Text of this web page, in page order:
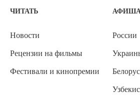
ЧИТАТЬ
Новости
Рецензии на фильмы
Фестивали и кинопремии
России